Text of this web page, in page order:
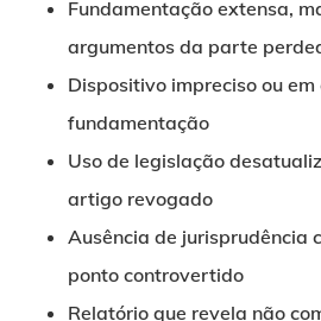
Fundamentação extensa,
argumentos da parte
Dispositivo impreciso ou
fundamentação
Uso de legislação
artigo revogado
Ausência de jurisprudência
ponto controvertido
Relatório que revela não